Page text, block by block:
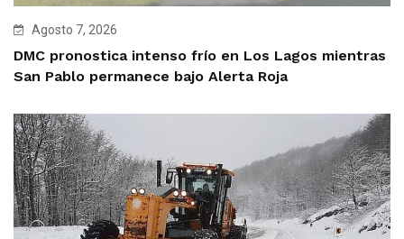
Agosto 7, 2026
DMC pronostica intenso frío en Los Lagos mientras
San Pablo permanece bajo Alerta Roja